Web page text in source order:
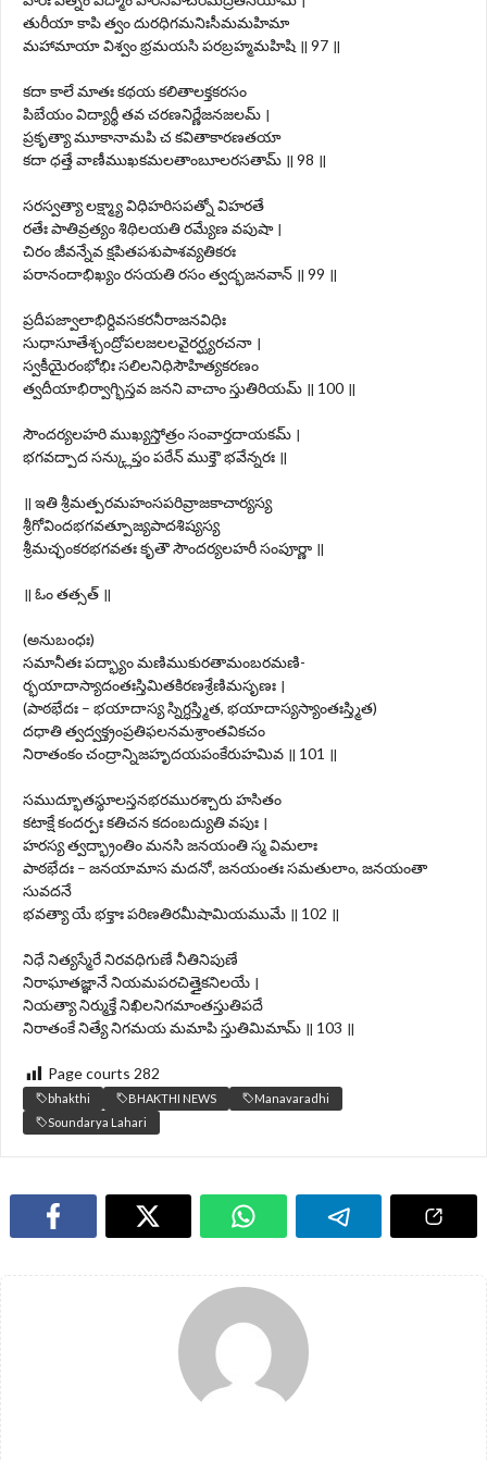
తురీయా కాపి త్వం దురధిగమనిఃసీమమహిమా
మహామాయా విశ్వం భ్రమయసి పరబ్రహ్మమహిషి ॥ 97 ॥
కదా కాలే మాతః కథయ కలితాలక్తకరసం
పిబేయం విద్యార్థీ తవ చరణనిర్ణేజనజలమ్ ।
ప్రకృత్యా మూకానామపి చ కవితాకారణతయా
కదా ధత్తే వాణీముఖకమలతాంబూలరసతామ్ ॥ 98 ॥
సరస్వత్యా లక్ష్మ్యా విధిహరిసపత్నో విహరతే
రతేః పాతివ్రత్యం శిథిలయతి రమ్యేణ వపుషా ।
చిరం జీవన్నేవ క్షపితపశుపాశవ్యతికరః
పరానందాభిఖ్యం రసయతి రసం త్వద్భజనవాన్ ॥ 99 ॥
ప్రదీపజ్వాలాభిర్దివసకరనీరాజనవిధిః
సుధాసూతేశ్చంద్రోపలజలలవైరర్ఘ్యరచనా ।
స్వకీయైరంభోభిః సలిలనిధిసౌహిత్యకరణం
త్వదీయాభిర్వాగ్భిస్తవ జనని వాచాం స్తుతిరియమ్ ॥ 100 ॥
సౌందర్యలహరి ముఖ్యస్తోత్రం సంవార్తదాయకమ్ ।
భగవద్పాద సన్క్లుప్తం పఠేన్ ముక్తౌ భవేన్నరః ॥
॥ ఇతి శ్రీమత్పరమహంసపరివ్రాజకాచార్యస్య
శ్రీగోవిందభగవత్పూజ్యపాదశిష్యస్య
శ్రీమచ్ఛంకరభగవతః కృతౌ సౌందర్యలహరీ సంపూర్ణా ॥
॥ ఓం తత్సత్ ॥
(అనుబంధః)
సమానీతః పద్భ్యాం మణిముకురతామంబరమణి-
ర్భయాదాస్యాదంతఃస్తిమితకిరణశ్రేణిమసృణః ।
(పాఠభేదః – భయాదాస్య స్నిగ్ధస్త్మిత, భయాదాస్యస్యాంతఃస్త్మిత)
దధాతి త్వద్వక్త్రంప్రతిఫలనమశ్రాంతవికచం
నిరాతంకం చంద్రాన్నిజహృదయపంకేరుహమివ ॥ 101 ॥
సముద్భూతస్థూలస్తనభరమురశ్చారు హసితం
కటాక్షే కందర్పః కతిచన కదంబద్యుతి వపుః ।
హరస్య త్వద్భ్రాంతిం మనసి జనయంతి స్మ విమలాః
పాఠభేదః – జనయామాస మదనో, జనయంతః సమతులాం, జనయంతా
సువదనే
భవత్యా యే భక్తాః పరిణతిరమీషామియముమే ॥ 102 ॥
నిధే నిత్యస్మేరే నిరవధిగుణే నీతినిపుణే
నిరాఘాతజ్ఞానే నియమపరచిత్తైకనిలయే ।
నియత్యా నిర్ముక్తే నిఖిలనిగమాంతస్తుతిపదే
నిరాతంకే నిత్యే నిగమయ మమాపి స్తుతిమిమామ్ ॥ 103 ॥
Page courts 282
bhakthi BHAKTHI NEWS
Manavaradhi
Soundarya Lahari